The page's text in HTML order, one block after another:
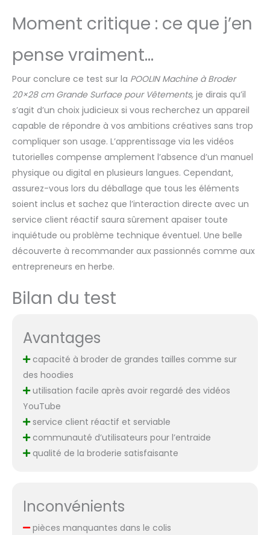
ingénieurs Poolin vous
fourniront des suggestions
des travaux de broderie
Moment critique : ce que j’en
pense vraiment…
Pour conclure ce test sur la POOLIN Machine à Broder
20×28 cm Grande Surface pour Vêtements, je dirais qu’il
s’agit d’un choix judicieux si vous recherchez un appareil
capable de répondre à vos ambitions créatives sans trop
compliquer son usage. L’apprentissage via les vidéos
tutorielles compense amplement l’absence d’un manuel
physique ou digital en plusieurs langues. Cependant,
assurez-vous lors du déballage que tous les éléments
soient inclus et sachez que l’interaction directe avec un
service client réactif saura sûrement apaiser toute
inquiétude ou problème technique éventuel. Une belle
découverte à recommander aux passionnés comme aux
entrepreneurs en herbe.
Bilan du test
Avantages
capacité à broder de grandes tailles comme sur
des hoodies
utilisation facile après avoir regardé des vidéos
YouTube
service client réactif et serviable
communauté d’utilisateurs pour l’entraide
qualité de la broderie satisfaisante
Inconvénients
pièces manquantes dans le colis